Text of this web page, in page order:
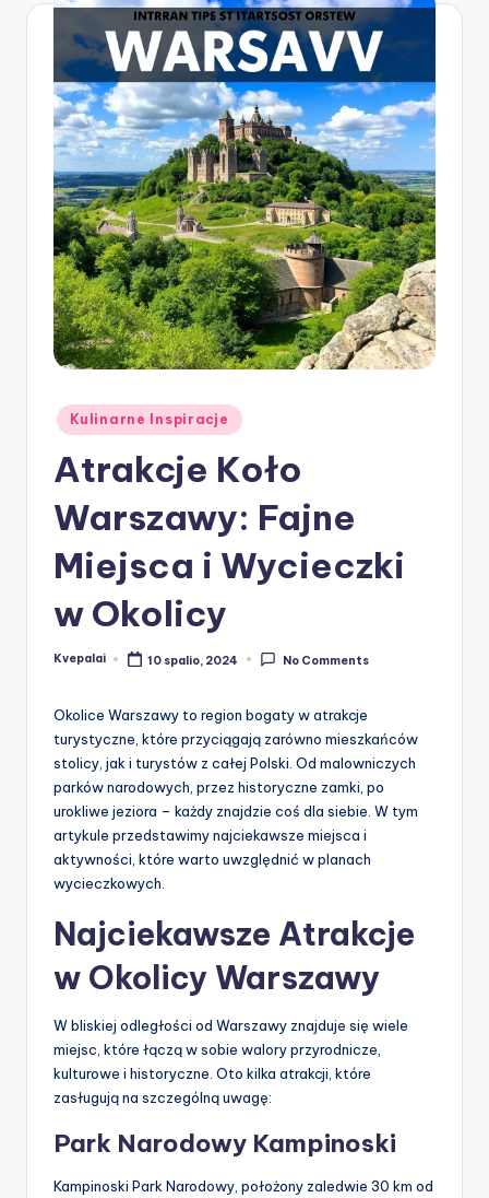
Posted
in
Kulinarne Inspiracje
Atrakcje Koło
Warszawy: Fajne
Miejsca i Wycieczki
w Okolicy
Posted
Kvepalai 10 spalio, 2024 No Comments
Okolice Warszawy to region bogaty w atrakcje
turystyczne, które przyciągają zarówno mieszkańców
stolicy, jak i turystów z całej Polski. Od malowniczych
parków narodowych, przez historyczne zamki, po
urokliwe jeziora – każdy znajdzie coś dla siebie. W tym
artykule przedstawimy najciekawsze miejsca i
aktywności, które warto uwzględnić w planach
wycieczkowych.
Najciekawsze Atrakcje
w Okolicy Warszawy
W bliskiej odległości od Warszawy znajduje się wiele
miejsc, które łączą w sobie walory przyrodnicze,
kulturowe i historyczne. Oto kilka atrakcji, które
zasługują na szczególną uwagę:
Park Narodowy Kampinoski
Kampinoski Park Narodowy, położony zaledwie 30 km od